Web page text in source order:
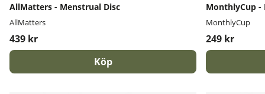
AllMatters - Menstrual Disc
AllMatters
439 kr
Köp
MonthlyCup -
MonthlyCup
249 kr